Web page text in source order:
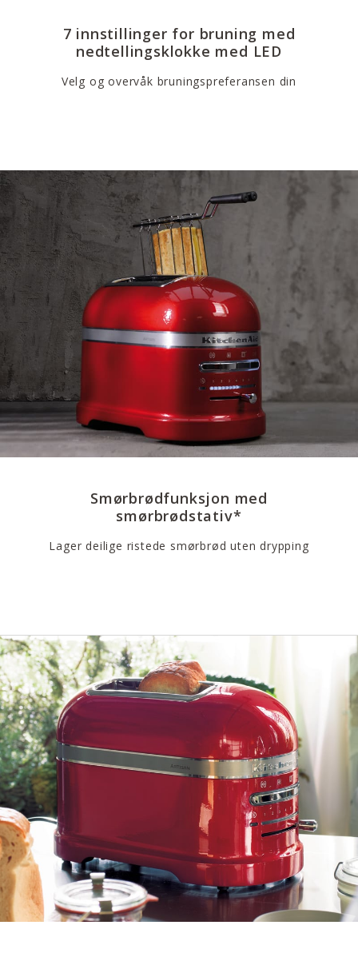
7 innstillinger for bruning med
nedtellingsklokke med LED
Velg og overvåk bruningspreferansen din
Smørbrødfunksjon med
smørbrødstativ*
Lager deilige ristede smørbrød uten drypping